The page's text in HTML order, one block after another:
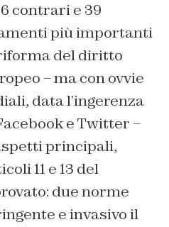
contrari e 39
più importanti
del diritto
– ma con ovvie
data l’ingerenza
e Twitter –
principali,
11 e 13 del
due norme
e invasivo il